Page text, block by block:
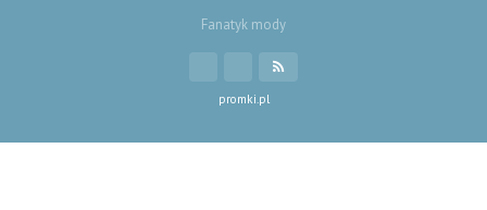
Fanatyk mody
promki.pl